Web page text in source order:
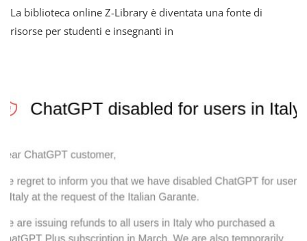
Library
E
Insegnanti
Il
La biblioteca online Z-Library è diventata una fonte di
risorse per studenti e insegnanti in